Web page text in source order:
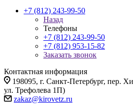
+7 (812) 243-99-50
Назад
Телефоны
+7 (812) 243-99-50
+7 (812) 953-15-82
Заказать звонок
Контактная информация
198095, г. Санкт-Петербург, пер.
ул. Трефолева 1П)
zakaz@kirovetz.ru